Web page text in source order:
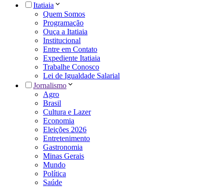
Itatiaia
Quem Somos
Programação
Ouça a Itatiaia
Institucional
Entre em Contato
Expediente Itatiaia
Trabalhe Conosco
Lei de Igualdade Salarial
Jornalismo
Agro
Brasil
Cultura e Lazer
Economia
Eleições 2026
Entretenimento
Gastronomia
Minas Gerais
Mundo
Política
Saúde